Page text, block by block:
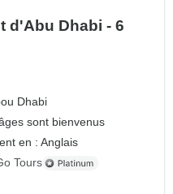
d'Abu Dhabi - 6
Dhabi
sont bienvenus
en : Anglais
Tours